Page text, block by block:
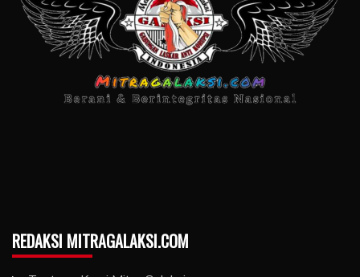
REDAKSI MITRAGALAKSI.COM